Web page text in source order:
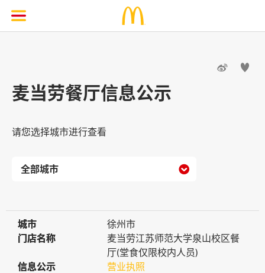
 
麦当劳餐厅信息公示
请您选择城市进行查看

城市
城市
徐州市
门店名称
门店名称
麦当劳江苏师范大学泉山校区餐
厅(堂食仅限校内人员)
信息公示
信息公示
营业执照